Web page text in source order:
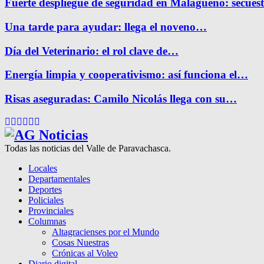
Fuerte despliegue de seguridad en Malagueño:
Una tarde para ayudar: llega el noveno…
Día del Veterinario: el rol clave de…
Energía limpia y cooperativismo: así funciona el…
Risas aseguradas: Camilo Nicolás llega con su…
Facebook
Twitter
Instagram
Pinterest
Google
Todas las noticias del Valle de Paravachasca.
Locales
Departamentales
Deportes
Policiales
Provinciales
Columnas
Altagracienses por el Mundo
Cosas Nuestras
Crónicas al Voleo